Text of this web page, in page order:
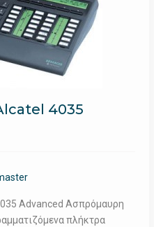
4035
Advanced Ασπρόμαυρη
πλήκτρα